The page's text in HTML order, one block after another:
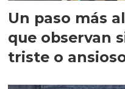
Un paso más
que observan
triste o